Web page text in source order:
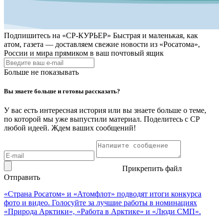
Подпишитесь на «СР-КУРЬЕР» Быстрая и маленькая, как
атом, газета — доставляем свежие новости из «Росатома»,
России и мира прямиком в ваш почтовый ящик
Больше не показывать
Вы знаете больше и готовы рассказать?
У вас есть интересная история или вы знаете больше о теме,
по которой мы уже выпустили материал. Поделитесь с СР
любой идеей. Ждем ваших сообщений!
Прикрепить файл
Отправить
«Страна Росатом» и «Атомфлот» подводят итоги конкурса
фото и видео. Голосуйте за лучшие работы в номинациях
«Природа Арктики», «Работа в Арктике» и «Люди СМП».